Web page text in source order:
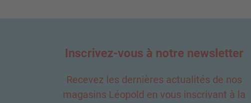
Inscrivez-vous à notre newsletter
Recevez les dernières actualités de nos
magasins Léopold en vous inscrivant à la